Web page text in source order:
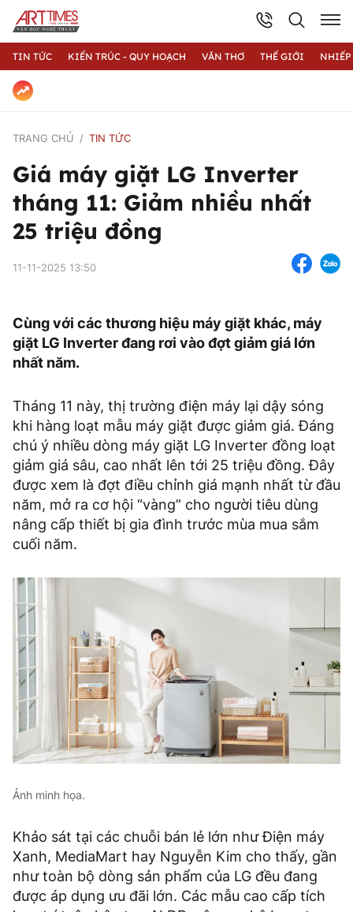
TIN TỨC KIẾN TRÚC - QUY HOẠCH VĂN THƠ THẾ GIỚI
TRANG CHỦ TIN TỨC
Giá máy giặt LG Inverter
tháng 11: Giảm nhiều nhất
25 triệu đồng
11-11-2025 13:50
Cùng với các thương hiệu máy giặt khác, máy
giặt LG Inverter đang rơi vào đợt giảm giá lớn
nhất năm.
Tháng 11 này, thị trường điện máy lại dậy sóng
khi hàng loạt mẫu máy giặt được giảm giá. Đáng
chú ý nhiều dòng máy giặt LG Inverter đồng loạt
giảm giá sâu, cao nhất lên tới 25 triệu đồng. Đây
được xem là đợt điều chỉnh giá mạnh nhất từ đầu
năm, mở ra cơ hội “vàng” cho người tiêu dùng
nâng cấp thiết bị gia đình trước mùa mua sắm
cuối năm.
Ảnh minh họa.
Khảo sát tại các chuỗi bán lẻ lớn như Điện máy
Xanh, MediaMart hay Nguyễn Kim cho thấy, gần
như toàn bộ dòng sản phẩm của LG đều đang
được áp dụng ưu đãi lớn. Các mẫu cao cấp tích